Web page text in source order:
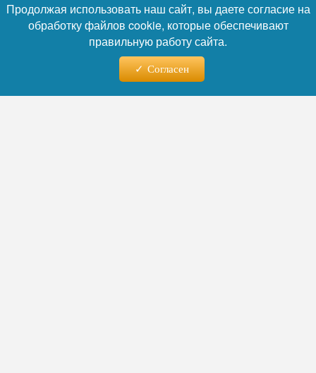
07.08.2026 - 01:35
Продолжая использовать наш сайт, вы даете согласие на
обработку файлов cookie, которые обеспечивают
правильную работу сайта.
Согласен